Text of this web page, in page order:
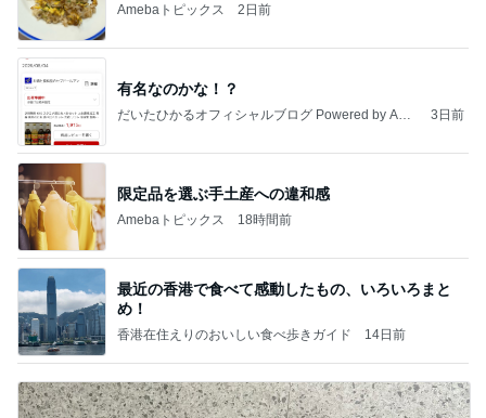
Amebaトピックス 2日前
有名なのかな！？
だいたひかるオフィシャルブログ Powered by Ame
3日前
限定品を選ぶ手土産への違和感
Amebaトピックス 18時間前
最近の香港で食べて感動したもの、いろいろまと
め！
香港在住えりのおいしい食べ歩きガイド 14日前